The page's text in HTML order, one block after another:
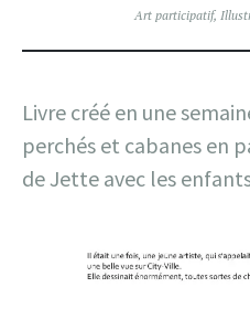
Art participatif,
Livre créé en une
perchés et cabanes en
de Jette avec les